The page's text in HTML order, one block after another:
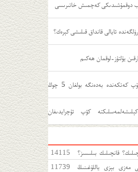
دوقمۇشىدىكى كەچمىش خاتىرىسى
ئايالى قانداق قىلىشى كېرەك؟
يۇلتۇز-لوقمان ھەكىم
جىنسى تۇرمۇش كۆپ بولۇپ كەتكەندە بەدەنگە بولغان 5 چوڭ
كۆپ ئۇچرايدىغان
14115
قانچىلىك بىلىسىز؟
11739 مەزى بېزى ياللۇغىنىڭ